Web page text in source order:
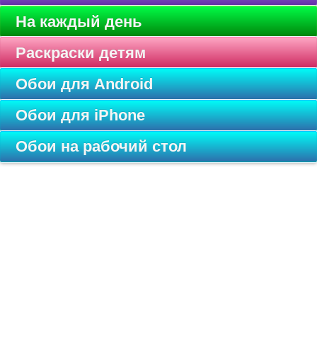
На каждый день
Раскраски детям
Обои для Android
Обои для iPhone
Обои на рабочий стол